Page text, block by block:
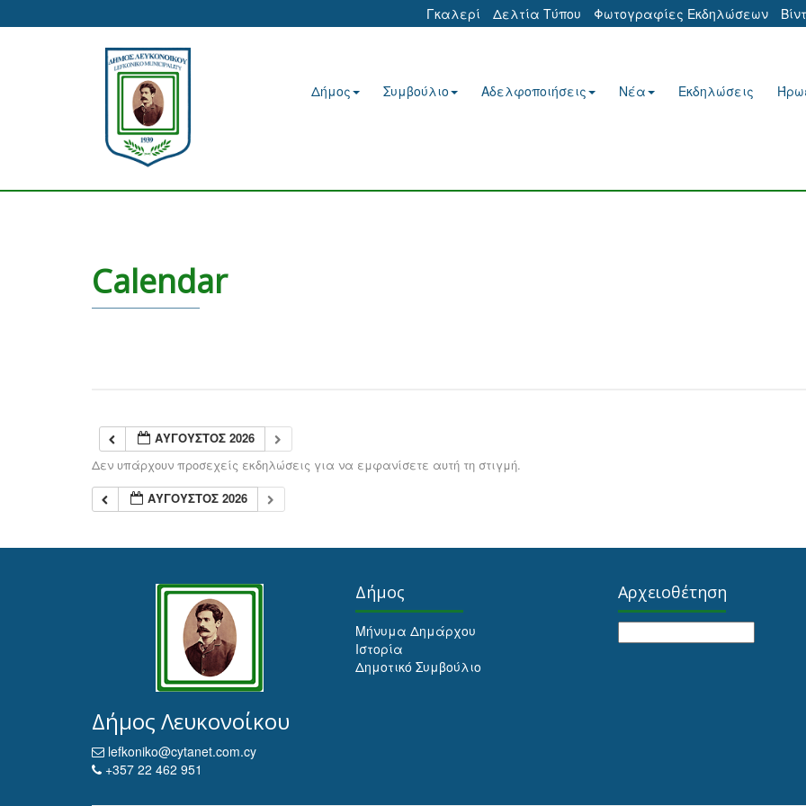
Γκαλερί Δελτία Τύπου Φωτογραφίες Εκδηλώσεων
Δήμος Συμβούλιο Αδελφοποιήσεις Νέα Εκδηλώσεις
Calendar
ΑΎΓΟΥΣΤΟΣ 2026
Δεν υπάρχουν προσεχείς εκδηλώσεις για να εμφανίσετε αυτή τη στιγμή.
ΑΎΓΟΥΣΤΟΣ 2026
Δήμος Λευκονοίκου
lefkoniko@cytanet.com.cy
+357 22 462 951
Δήμος
Μήνυμα Δημάρχου
Ιστορία
Δημοτικό Συμβούλιο
Αρχειοθέτηση